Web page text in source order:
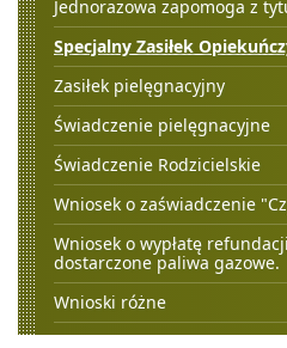
Jednorazowa zapomoga z
Specjalny Zasiłek
Zasiłek pielęgnacyjny
Świadczenie pielęgnacyjne
Świadczenie Rodzicielskie
Wniosek o zaświadczenie
Wniosek o wypłatę
dostarczone paliwa gazowe.
Wnioski różne